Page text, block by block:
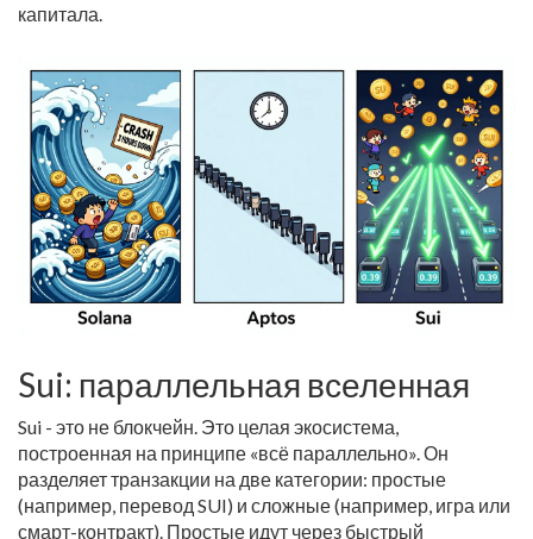
капитала.
Sui: параллельная вселенная
Sui - это не блокчейн. Это целая экосистема,
построенная на принципе «всё параллельно». Он
разделяет транзакции на две категории: простые
(например, перевод SUI) и сложные (например, игра или
смарт-контракт). Простые идут через быстрый